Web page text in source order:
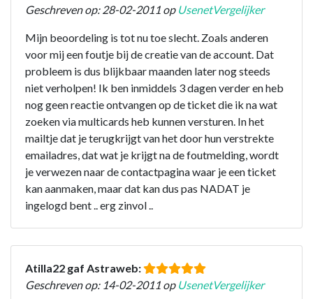
Geschreven op: 28-02-2011 op UsenetVergelijker
Mijn beoordeling is tot nu toe slecht. Zoals anderen
voor mij een foutje bij de creatie van de account. Dat
probleem is dus blijkbaar maanden later nog steeds
niet verholpen! Ik ben inmiddels 3 dagen verder en heb
nog geen reactie ontvangen op de ticket die ik na wat
zoeken via multicards heb kunnen versturen. In het
mailtje dat je terugkrijgt van het door hun verstrekte
emailadres, dat wat je krijgt na de foutmelding, wordt
je verwezen naar de contactpagina waar je een ticket
kan aanmaken, maar dat kan dus pas NADAT je
ingelogd bent .. erg zinvol ..
Atilla22 gaf Astraweb:
Geschreven op: 14-02-2011 op UsenetVergelijker